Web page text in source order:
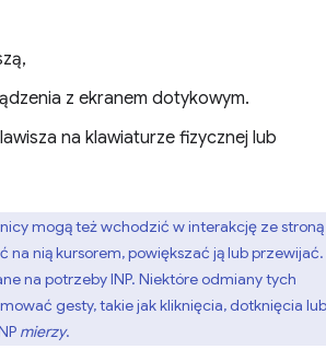
z ekranem dotykowym.
na klawiaturze fizycznej lub
mogą też wchodzić w interakcję ze stroną
na nią kursorem, powiększać ją lub przewijać.
na potrzeby INP. Niektóre odmiany tych
gesty, takie jak kliknięcia, dotknięcia lub
mierzy.